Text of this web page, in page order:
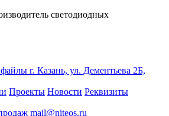
светодиодных
файлы г. Казань, ул. Дементьева 2Б,
Проекты Новости Реквизиты
mail@niteos.ru